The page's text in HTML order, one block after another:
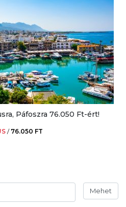
Páfoszra 76.050 Ft-ért!
/ 76.050 FT
Mehet